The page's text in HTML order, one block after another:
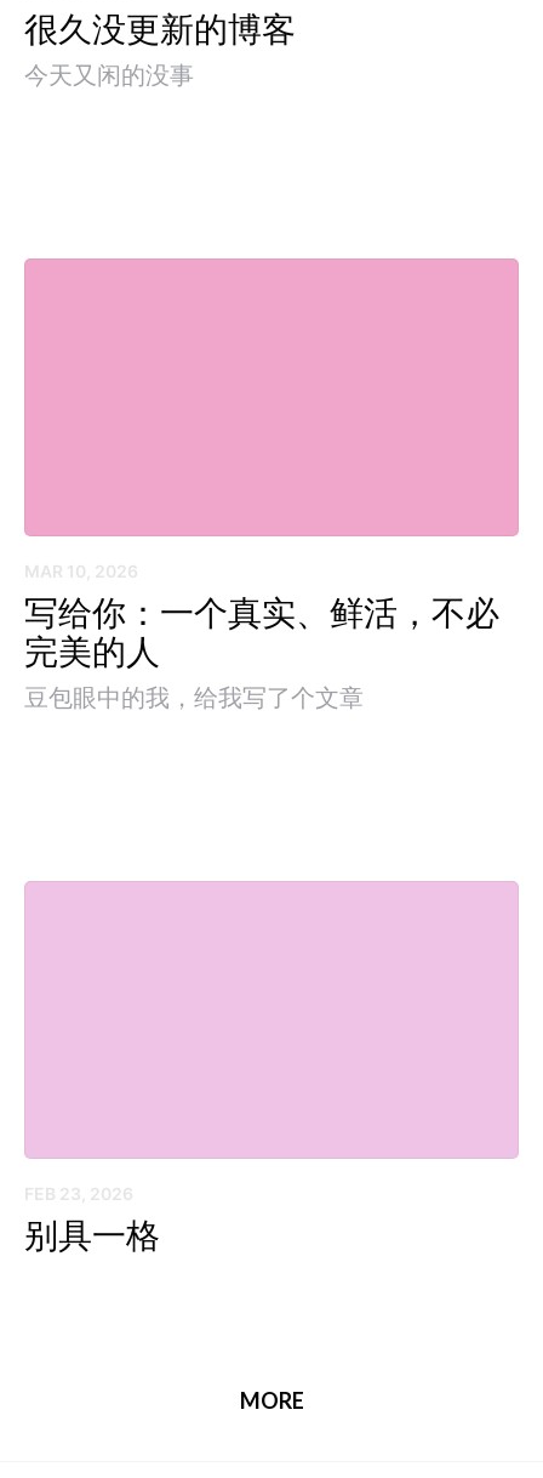
很久没更新的博客
今天又闲的没事
MAR 10, 2026
写给你：一个真实、鲜活，不必
完美的人
豆包眼中的我，给我写了个文章
FEB 23, 2026
别具一格
MORE